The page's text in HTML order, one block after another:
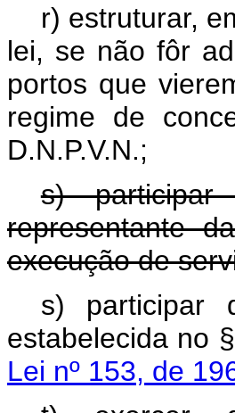
r) estruturar,
lei, se não fôr
portos que
regime de
D.N.P.V.N.;
s)
representante
execução de
s) participar
estabelecida
Lei nº 153, de